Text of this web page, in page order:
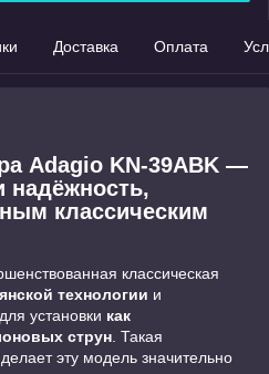
Доставка Оплата
Adagio KN-39ABK —
надёжность,
классическим
классическая
технологии и
установки как
струн. Такая
эту модель значительно